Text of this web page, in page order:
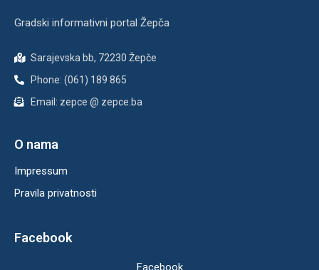
Gradski informativni portal Žepča
Sarajevska bb, 72230 Žepče
Phone: (061) 189 865
Email: zepce @ zepce.ba
O nama
Impressum
Pravila privatnosti
Facebook
Facebook